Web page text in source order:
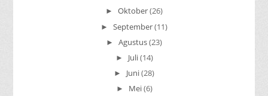
► Oktober(26)
► September(11)
► Agustus(23)
► Juli(14)
► Juni(28)
► Mei(6)